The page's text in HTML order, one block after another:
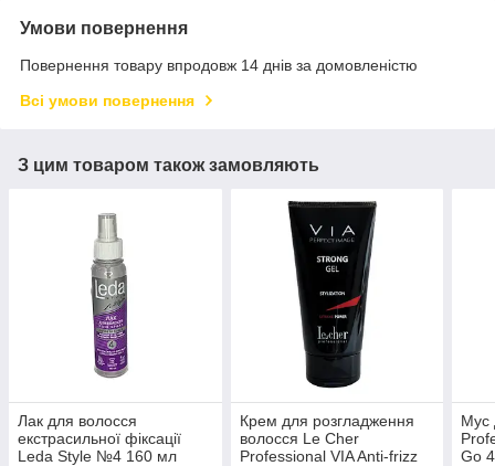
Умови повернення
Повернення товару впродовж 14 днів за домовленістю
Всі умови повернення
З цим товаром також замовляють
Лак для волосся
екстрасильної фіксації
Leda Style №4 160 мл
Крем для розгладження
волосся Le Cher
Professional VIA Anti-frizz
Мус
Go